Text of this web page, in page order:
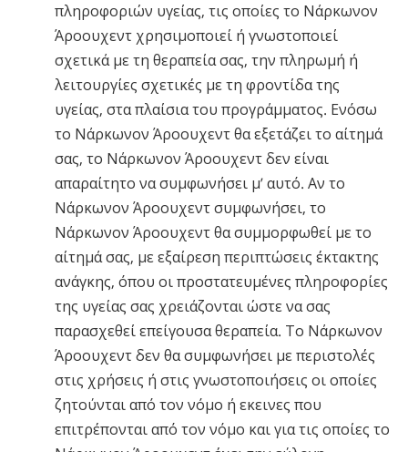
πληροφοριών υγείας, τις οποίες το Νάρκωνον
Άροουχεντ χρησιμοποιεί ή γνωστοποιεί
σχετικά με τη θεραπεία σας, την πληρωμή ή
λειτουργίες σχετικές με τη φροντίδα της
υγείας, στα πλαίσια του προγράμματος. Ενόσω
το Νάρκωνον Άροουχεντ θα εξετάζει το αίτημά
σας, το Νάρκωνον Άροουχεντ δεν είναι
απαραίτητο να συμφωνήσει μ’ αυτό. Αν το
Νάρκωνον Άροουχεντ συμφωνήσει, το
Νάρκωνον Άροουχεντ θα συμμορφωθεί με το
αίτημά σας, με εξαίρεση περιπτώσεις έκτακτης
ανάγκης, όπου οι προστατευμένες πληροφορίες
της υγείας σας χρειάζονται ώστε να σας
παρασχεθεί επείγουσα θεραπεία. Το Νάρκωνον
Άροουχεντ δεν θα συμφωνήσει με περιστολές
στις χρήσεις ή στις γνωστοποιήσεις οι οποίες
ζητούνται από τον νόμο ή εκεινες που
επιτρέπονται από τον νόμο και για τις οποίες το